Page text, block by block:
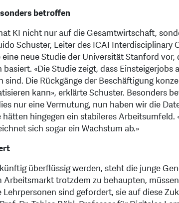
betroffen
KI nicht nur auf die Gesamtwirtschaft,
Schuster, Leiter des ICAI Interdisciplinary
eine neue Studie der Universität Stanford
«Die Studie zeigt, dass Einsteigerjobs
Die Rückgänge der Beschäftigung
kann», erklärte Schuster. Besonders
nur eine Vermutung, nun haben wir die
hingegen ein stabileres Arbeitsumfeld.
sich sogar ein Wachstum ab.»
überflüssig werden, steht die junge
Arbeitsmarkt trotzdem zu behaupten,
sind gefordert, sie auf diese